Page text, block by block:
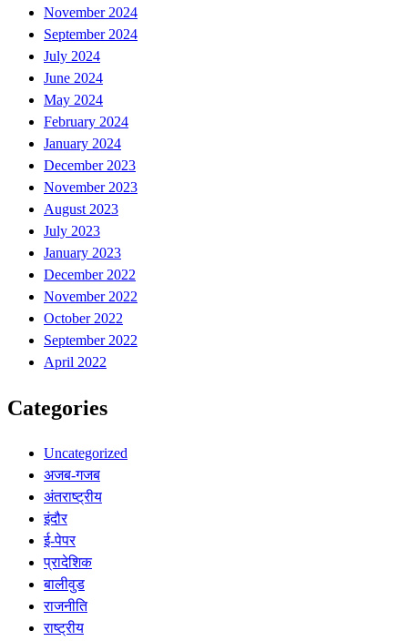
November 2024
September 2024
July 2024
June 2024
May 2024
February 2024
January 2024
December 2023
November 2023
August 2023
July 2023
January 2023
December 2022
November 2022
October 2022
September 2022
April 2022
Categories
Uncategorized
अजब-गजब
अंतराष्ट्रीय
इंदौर
ई-पेपर
प्रादेशिक
बालीवुड
राजनीति
राष्ट्रीय